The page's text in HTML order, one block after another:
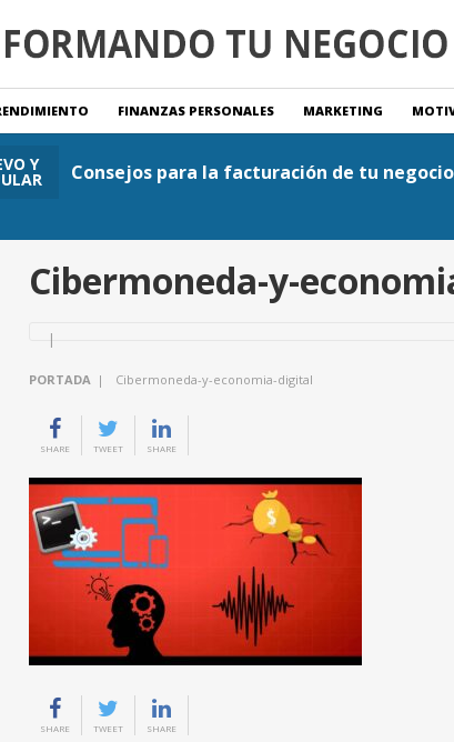
FINANZAS PERSONALES MARKETING
Y Consejos para la facturación de tu negocio
Cibermoneda-y-
PORTADA | Cibermoneda-y-economia-digital
SHARE TWEET SHARE
SHARE TWEET SHARE